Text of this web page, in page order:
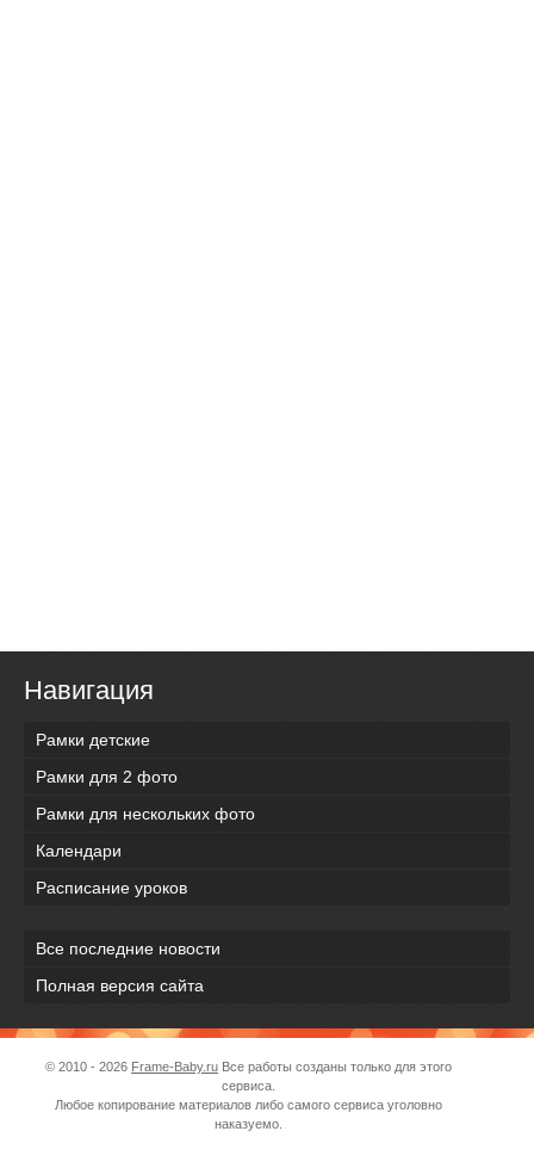
Навигация
Рамки детские
Рамки для 2 фото
Рамки для нескольких фото
Календари
Расписание уроков
Все последние новости
Полная версия сайта
© 2010 - 2026 Frame-Baby.ru Все работы созданы только для этого
сервиса.
Любое копирование материалов либо самого сервиса уголовно
наказуемо.